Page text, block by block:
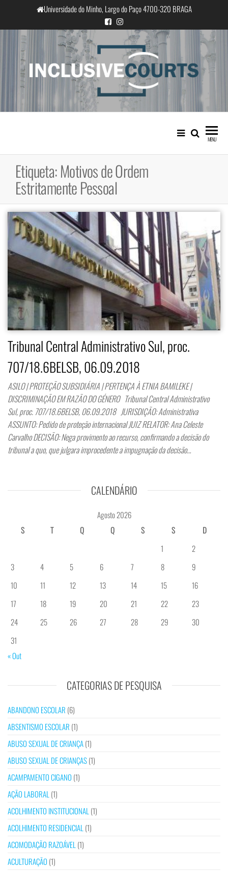
o
conteúdo
Universidade do Minho, Largo do Paço 4700-320 BRAGA
InclusiveCourts
Igualdade e diferença cultural na
prática judicial portuguesa
MENU
Etiqueta:Motivos de Ordem
Estritamente Pessoal
Tribunal Central Administrativo Sul, proc.
707/18.6BELSB, 06.09.2018
ASILO | PROTEÇÃO SUBSIDIÁRIA | PERTENÇA À ETNIA BAMILEKE |
DISCRIMINAÇÃO EM RAZÃO DO GÉNERO Tribunal Central Administrativo
Sul, proc. 707/18.6BELSB, 06.09.2018 JURISDIÇÃO: Administrativa
ASSUNTO: Pedido de proteção internacional JUIZ RELATOR: Ana Celeste
Carvalho DECISÃO: Nega provimento ao recurso, confirmando a decisão do
tribunal a quo, que julgara improcedente a impugnação da decisão…
CALENDÁRIO
Agosto 2026
S
T Q Q S S
D
1
2
3
4 5 6 7 8
9
10
11 12 13 14 15
16
17
18 19 20 21 22
23
24
25 26 27 28 29
30
31
« Out
CATEGORIAS DE PESQUISA
ABANDONO ESCOLAR (6)
ABSENTISMO ESCOLAR (1)
ABUSO SEXUAL DE CRIANÇA(1)
ABUSO SEXUAL DE CRIANÇAS(1)
ACAMPAMENTO CIGANO (1)
AÇÃO LABORAL (1)
ACOLHIMENTO INSTITUCIONAL (1)
ACOLHIMENTO RESIDENCIAL (1)
ACOMODAÇÃO RAZOÁVEL (1)
ACULTURAÇÃO (1)